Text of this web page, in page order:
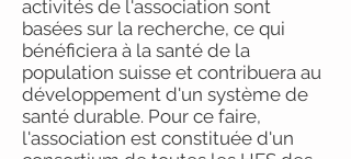
activités de l'association sont
basées sur la recherche, ce qui
bénéficiera à la santé de la
population suisse et contribuera au
développement d'un système de
santé durable. Pour ce faire,
l'association est constituée d'un